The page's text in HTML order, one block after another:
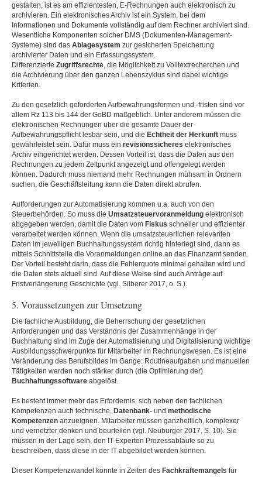
gestalten, ist es am effizientesten, E-Rechnungen auch elektronisch zu
archivieren. Ein elektronisches Archiv ist ein System, bei dem
Informationen und Dokumente vollständig auf dem Rechner archiviert sind.
Wesentliche Komponenten solcher DMS (Dokumenten-Management-
Systeme) sind das Ablagesystem zur gesicherten Speicherung
archivierter Daten und ein Erfassungssystem.
Differenzierte Zugriffsrechte, die Möglichkeit zu Volltextrecherchen und
die Archivierung über den ganzen Lebenszyklus sind dabei wichtige
Kriterien.
Zu den gesetzlich geforderten Aufbewahrungsformen und -fristen sind vor
allem Rz 113 bis 144 der GoBD maßgeblich. Unter anderem müssen die
elektronischen Rechnungen über die gesamte Dauer der
Aufbewahrungspflicht lesbar sein, und die Echtheit der Herkunft muss
gewährleistet sein. Dafür muss ein revisionssicheres elektronisches
Archiv eingerichtet werden. Dessen Vorteil ist, dass die Daten aus den
Rechnungen zu jedem Zeitpunkt angezeigt und offengelegt werden
können. Dadurch muss niemand mehr Rechnungen mühsam in Ordnern
suchen, die Geschäftsleitung kann die Daten direkt abrufen.
Aufforderungen zur Automatisierung kommen u.a. auch von den
Steuerbehörden. So muss die Umsatzsteuervoranmeldung elektronisch
abgegeben werden, damit die Daten vom Fiskus schneller und effizienter
verarbeitet werden können. Wenn die umsatzsteuerlichen relevanten
Daten im jeweiligen Buchhaltungssystem richtig hinterlegt sind, dann es
mittels Schnittstelle die Voranmeldungen online an das Finanzamt senden.
Der Vorteil besteht darin, dass die Fehlerquote minimal gehalten wird und
die Daten stets aktuell sind. Auf diese Weise sind auch Anträge auf
Fristverlängerung Geschichte (vgl. Silberer 2017, o. S.).
5. Voraussetzungen zur Umsetzung
Die fachliche Ausbildung, die Beherrschung der gesetzlichen
Anforderungen und das Verständnis der Zusammenhänge in der
Buchhaltung sind im Zuge der Automatisierung und Digitalisierung wichtige
Ausbildungsschwerpunkte für Mitarbeiter im Rechnungswesen. Es ist eine
Veränderung des Berufsbildes im Gange: Routineaufgaben und manuellen
Tätigkeiten werden noch stärker durch (die Optimierung der)
Buchhaltungssoftware abgelöst.
Es besteht immer mehr das Erfordernis, sich neben den fachlichen
Kompetenzen auch technische, Datenbank- und methodische
Kompetenzen anzueignen. Mitarbeiter müssen ganzheitlich, komplexer
und vernetzter denken und beurteilen (vgl. Neuburger 2017, S. 10). Sie
müssen in der Lage sein, den IT-Experten Prozessabläufe so zu
beschreiben, dass diese in der IT abgebildet werden können.
Dieser Kompetenzwandel könnte in Zeiten des Fachkräftemangels für